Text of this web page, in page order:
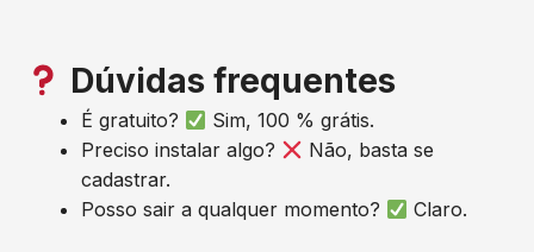
Dúvidas frequentes
É gratuito?
Sim, 100 % grátis.
Preciso instalar algo?
Não, basta se
cadastrar.
Posso sair a qualquer momento?
Claro.